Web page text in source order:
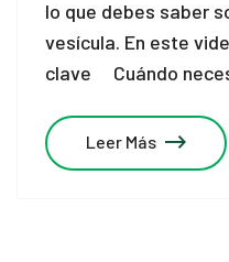
lo que debes saber
vesícula. En este
clave Cuándo
Leer Más